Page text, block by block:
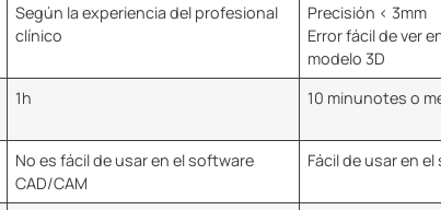
Según la experiencia del profesional
clínico
Precisión < 3mm
Error fácil de ver
modelo 3D
1h 10 minunotes o
No es fácil de usar en el software
CAD/CAM
Fácil de usar en